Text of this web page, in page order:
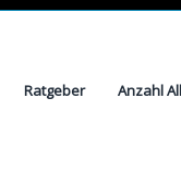
Ratgeber Anzahl